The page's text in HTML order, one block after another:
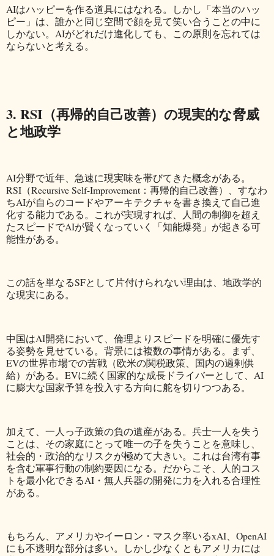
AIはハッピーを作る道具にはなれる。しかし「本当のハッ
ピー」は、誰かと同じ空間で顔を見て笑い合うことの中に
しかない。AIがどれだけ進化しても、この原則を忘れては
ならないと考える。
3. RSI（再帰的自己改善）の現実的な脅威
と地政学
AI分野で近年、急速に現実味を帯びてきた概念がある。
RSI（Recursive Self-Improvement：再帰的自己改善）、すなわ
ちAIが自らのコードやアーキテクチャを書き換えて自己進
化する能力である。これが実現すれば、人間の制御を超え
たスピードでAIが賢くなっていく「知能爆発」が起きる可
能性がある。
この話を単なるSFとして片付けられない理由は、地政学的
な現実にある。
中国はAI開発において、倫理よりスピードを明確に優先す
る姿勢を見せている。背景には複数の事情がある。まず、
EVの世界市場での苦戦（欧米の関税政策、国内の過剰供
給）がある。EVに続く国家的な成長ドライバーとして、AI
に膨大な国家予算を投入する方向に舵を切りつつある。
加えて、一人っ子政策の負の遺産がある。兵士一人を失う
ことは、その家庭にとって唯一の子を失うことを意味し、
社会的・政治的なリスクが極めて大きい。これは台湾有事
を含む軍事行動の制約要因になる。だからこそ、人的コス
トを最小化できるAI・無人兵器の開発に力を入れる合理性
がある。
もちろん、アメリカやイーロン・マスク率いるxAI、OpenAI
にも不透明な部分は多い。しかし少なくともアメリカには